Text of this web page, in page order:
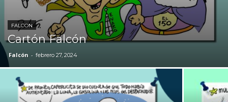
FALCON
Cartón Falcón
Falcón - febrero 27, 2024